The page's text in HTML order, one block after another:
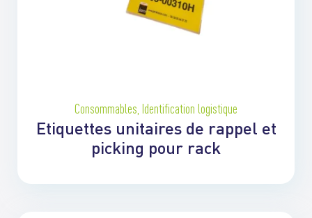
Consommables Identification logistique
Etiquettes unitaires de rappel et
picking pour rack